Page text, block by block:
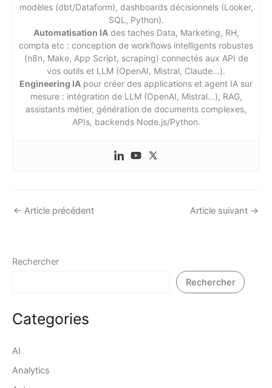
modèles (dbt/Dataform), dashboards décisionnels (Looker,
SQL, Python).
Automatisation IAdes taches Data, Marketing, RH,
compta etc : conception de workflows intelligents robustes
(n8n, Make, App Script, scraping) connectés aux API de
vos outils et LLM (OpenAI, Mistral, Claude…).
Engineering IA pour créer des applications et agent IA sur
mesure : intégration de LLM (OpenAI, Mistral…), RAG,
assistants métier, génération de documents complexes,
APIs, backends Node.js/Python.
← Article précédent Article suivant →
Rechercher
Rechercher
Categories
AI
Analytics